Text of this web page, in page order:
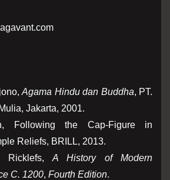
Agama Hindu dan Buddha, PT.
Jakarta, 2001.
Following the Cap-Figure in
Reliefs, BRILL, 2013.
Ricklefs, A History of Modern
C. 1200, Fourth Edition.